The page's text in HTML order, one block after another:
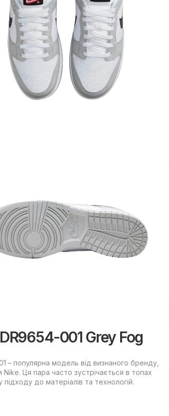
001 Grey Fog
– популярна модель від визнаного бренду,
Ця пара часто зустрічається в топах
до матеріалів та технологій.